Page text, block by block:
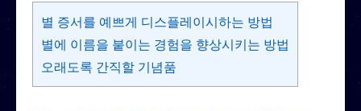
별 증서를 예쁘게 디스플레이시하는 방법
별에 이름을 붙이는 경험을 향상시키는 방법
오래도록 간직할 기념품